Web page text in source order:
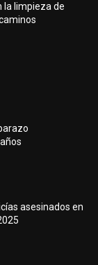
la limpieza de
asesinados en